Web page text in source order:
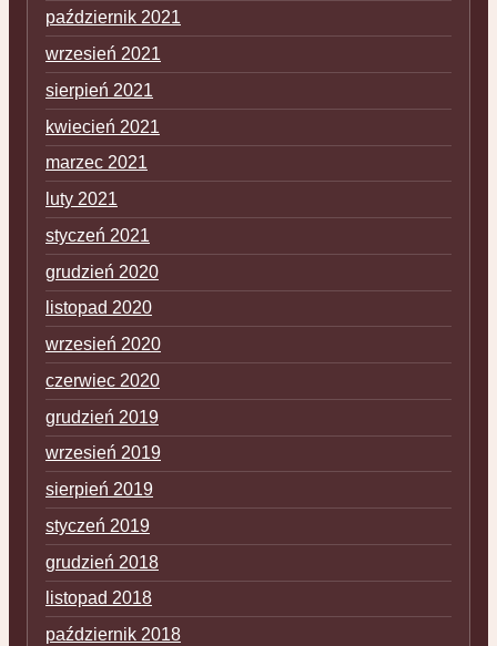
październik 2021
wrzesień 2021
sierpień 2021
kwiecień 2021
marzec 2021
luty 2021
styczeń 2021
grudzień 2020
listopad 2020
wrzesień 2020
czerwiec 2020
grudzień 2019
wrzesień 2019
sierpień 2019
styczeń 2019
grudzień 2018
listopad 2018
październik 2018